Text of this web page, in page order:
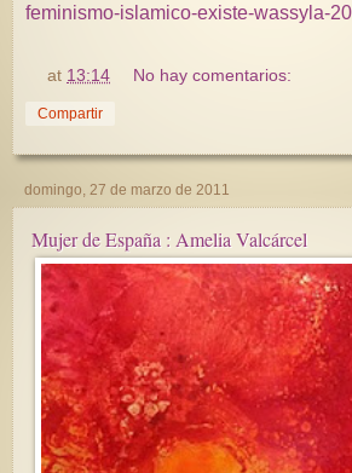
feminismo-islamico-existe-wassyla-
at 13:14 No hay comentarios:
Compartir
domingo, 27 de marzo de 2011
Mujer de España : Amelia Valcárcel